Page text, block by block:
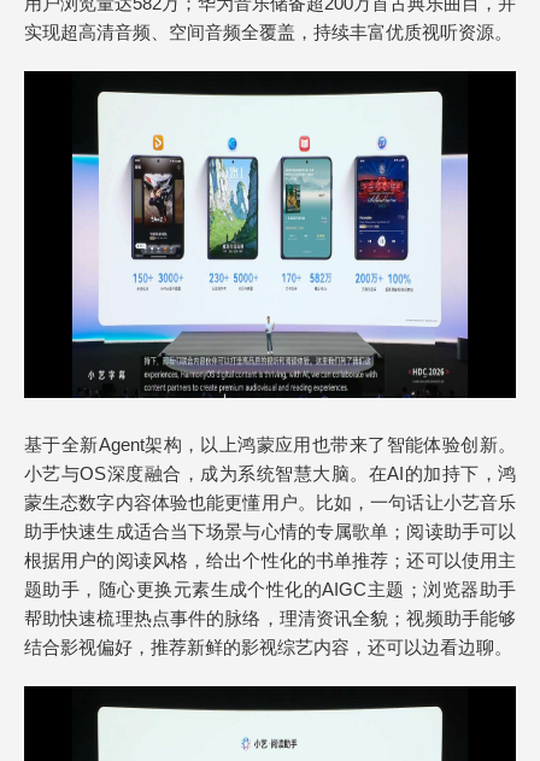
实现超高清音频、空间音频全覆盖，持续丰富优质视听资源。
基于全新Agent架构，以上鸿蒙应用也带来了智能体验创新。
小艺与OS深度融合，成为系统智慧大脑。在AI的加持下，鸿
蒙生态数字内容体验也能更懂用户。比如，一句话让小艺音乐
助手快速生成适合当下场景与心情的专属歌单；阅读助手可以
根据用户的阅读风格，给出个性化的书单推荐；还可以使用主
题助手，随心更换元素生成个性化的AIGC主题；浏览器助手
帮助快速梳理热点事件的脉络，理清资讯全貌；视频助手能够
结合影视偏好，推荐新鲜的影视综艺内容，还可以边看边聊。